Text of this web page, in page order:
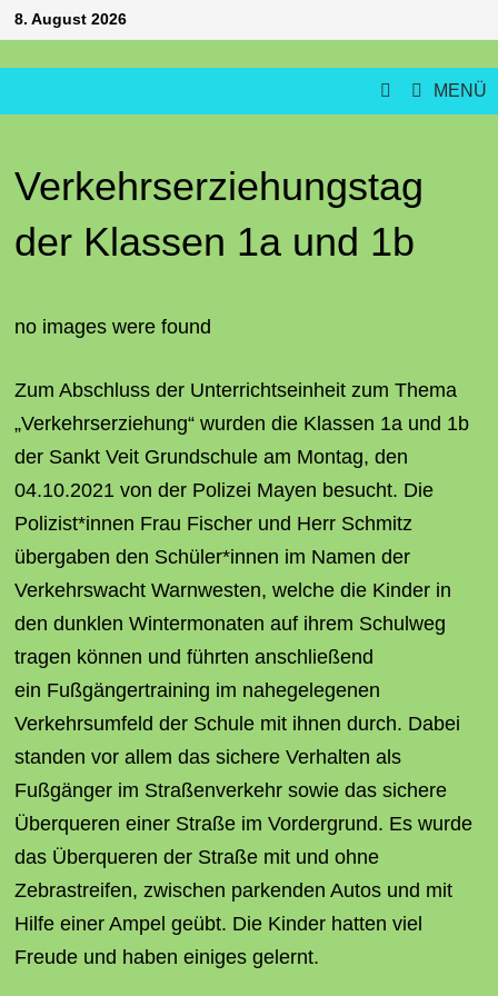
Zum
Inhalt
springen
8. August 2026
MENÜ
Verkehrserziehungstag
der Klassen 1a und 1b
no images were found
Zum Abschluss der Unterrichtseinheit zum Thema
„Verkehrserziehung“ wurden die Klassen 1a und 1b
der Sankt Veit Grundschule am Montag, den
04.10.2021 von der Polizei Mayen besucht. Die
Polizist*innen Frau Fischer und Herr Schmitz
übergaben den Schüler*innen im Namen der
Verkehrswacht Warnwesten, welche die Kinder in
den dunklen Wintermonaten auf ihrem Schulweg
tragen können und führten anschließend
ein Fußgängertraining im nahegelegenen
Verkehrsumfeld der Schule mit ihnen durch. Dabei
standen vor allem das sichere Verhalten als
Fußgänger im Straßenverkehr sowie das sichere
Überqueren einer Straße im Vordergrund. Es wurde
das Überqueren der Straße mit und ohne
Zebrastreifen, zwischen parkenden Autos und mit
Hilfe einer Ampel geübt. Die Kinder hatten viel
Freude und haben einiges gelernt.